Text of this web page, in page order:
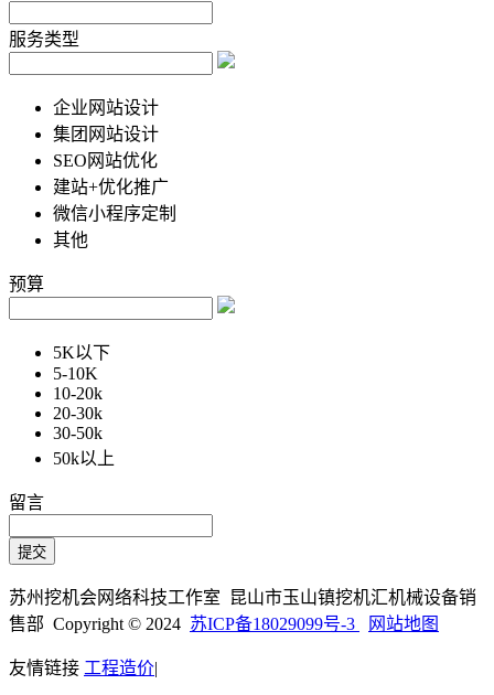
服务类型
企业网站设计
集团网站设计
SEO网站优化
建站+优化推广
微信小程序定制
其他
预算
5K以下
5-10K
10-20k
20-30k
30-50k
50k以上
留言
苏州挖机会网络科技工作室 昆山市玉山镇挖机汇机械设备销
售部 Copyright © 2024 苏ICP备18029099号-3 网站地图
友情链接 工程造价|